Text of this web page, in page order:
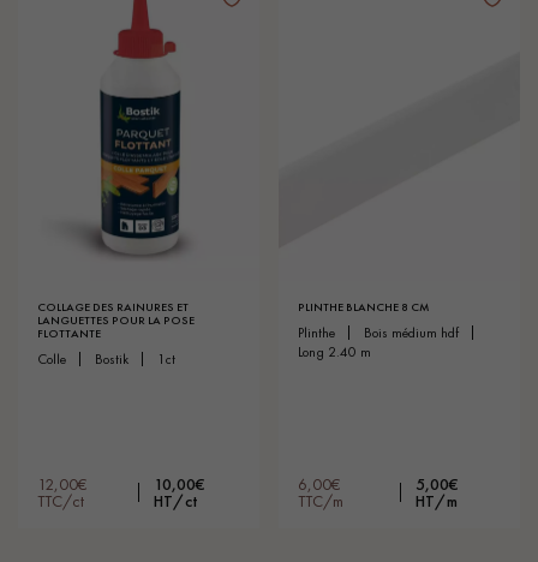
COLLAGE DES RAINURES ET
LANGUETTES POUR LA POSE
FLOTTANTE
colle bostik 1ct
12,00€
TTC/ct
10,00€
HT/ct
PLINTHE BLANCHE 8 CM
plinthe
bois médium hdf
long 2.40 m
6,00€
TTC/m
5,00€
HT/m